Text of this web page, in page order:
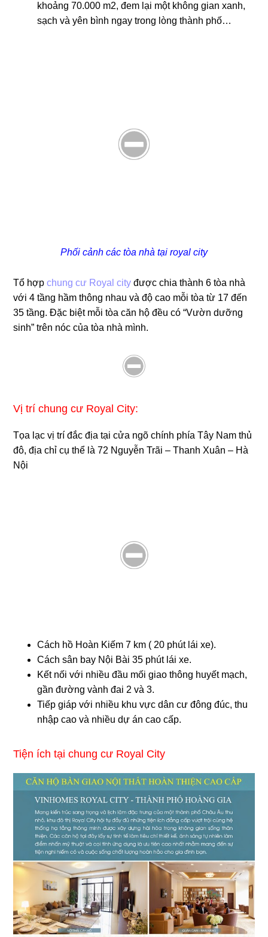
khoảng 70.000 m2, đem lại một không gian xanh,
sạch và yên bình ngay trong lòng thành phố…
Phối cảnh các tòa nhà tại royal city
Tổ hợpchung cư Royal city được chia thành 6 tòa nhà
với 4 tầng hầm thông nhau và độ cao mỗi tòa từ 17 đến
35 tầng. Đặc biệt mỗi tòa căn hộ đều có “Vườn dưỡng
sinh” trên nóc của tòa nhà mình.
Vị trí chung cư Royal City:
Tọa lạc vị trí đắc địa tại cửa ngõ chính phía Tây Nam thủ
đô, địa chỉ cụ thể là 72 Nguyễn Trãi – Thanh Xuân – Hà
Nội
Cách hồ Hoàn Kiếm 7 km ( 20 phút lái xe).
Cách sân bay Nội Bài 35 phút lái xe.
Kết nối với nhiều đầu mối giao thông huyết mạch,
gần đường vành đai 2 và 3.
Tiếp giáp với nhiều khu vực dân cư đông đúc, thu
nhập cao và nhiều dự án cao cấp.
Tiện ích tại chung cư Royal City